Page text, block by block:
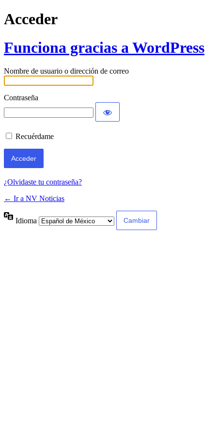
Acceder
Funciona gracias a WordPress
Nombre de usuario o dirección de correo
Contraseña
Recuérdame
¿Olvidaste tu contraseña?
← Ir a NV Noticias
Idioma